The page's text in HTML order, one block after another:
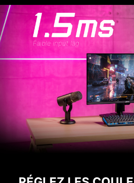
Faible input lag